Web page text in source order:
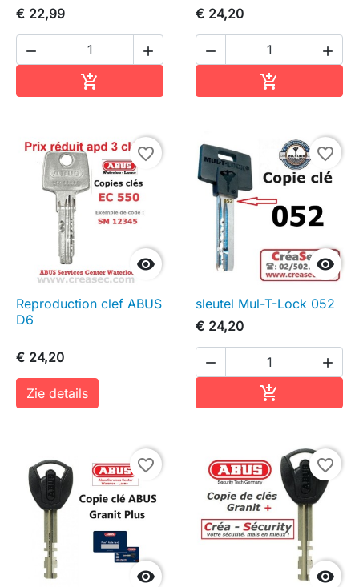
€ 22,99
 

€ 24,20
 


favorite_border
Reproduction clef ABUS
D6
€ 24,20
Zie details

favorite_border
sleutel Mul-T-Lock 052
€ 24,20
 


favorite_border

favorite_border